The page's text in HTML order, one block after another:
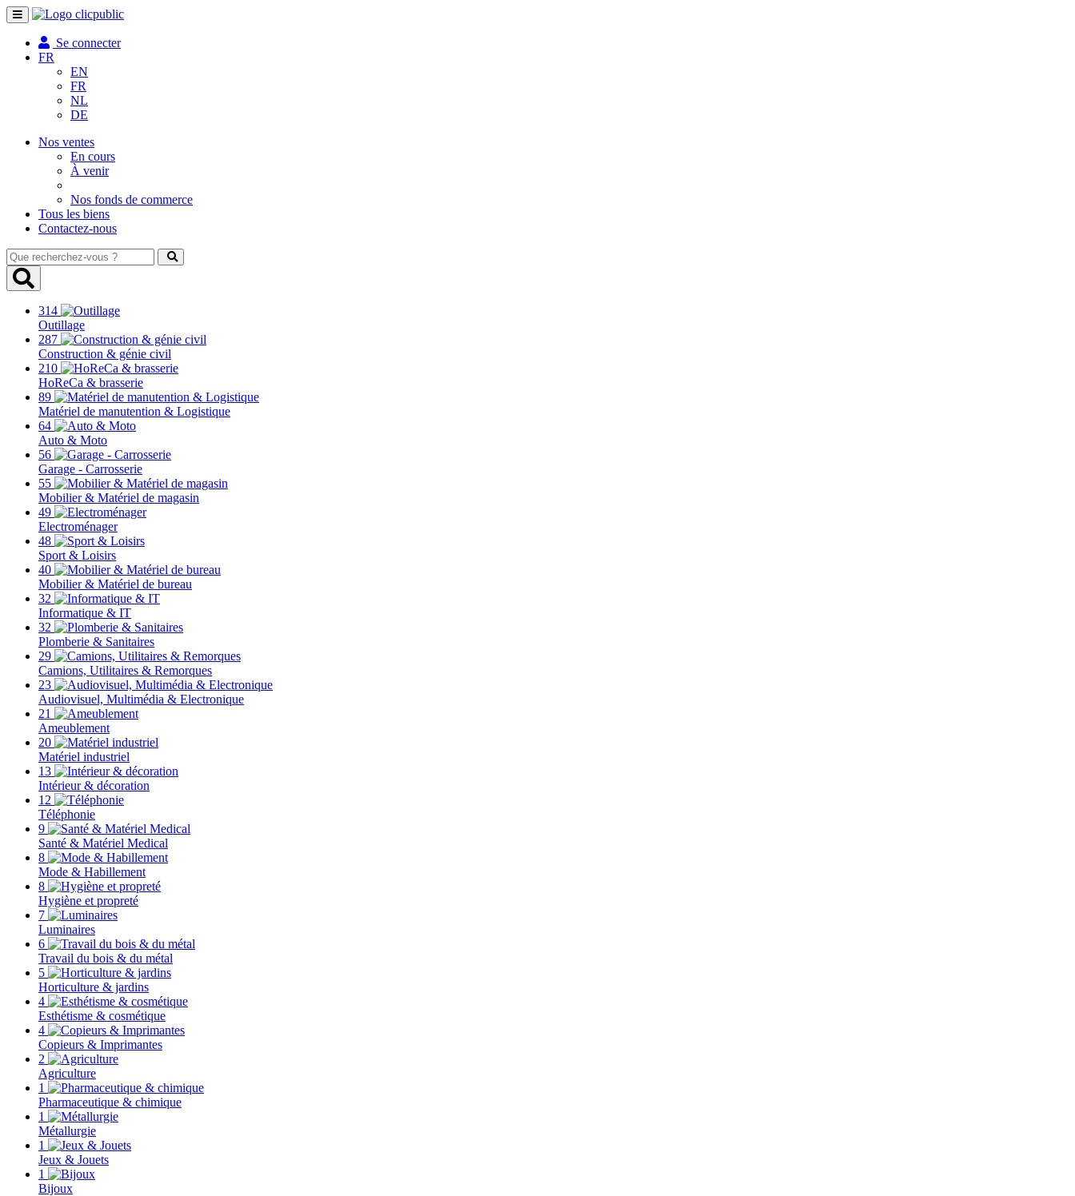
Toggle
navigation
Se connecter
FR
EN
FR
NL
DE
Nos ventes
En cours
À venir
Nos fonds de commerce
Tous les biens
Contactez-nous
Que
recherchez-
vous
314
Outillage
287
Construction & génie civil
210
HoReCa & brasserie
89
Matériel de manutention & Logistique
64
Auto & Moto
56
Garage - Carrosserie
55
Mobilier & Matériel de magasin
49
Electroménager
48
Sport & Loisirs
40
Mobilier & Matériel de bureau
32
Informatique & IT
32
Plomberie & Sanitaires
29
Camions, Utilitaires & Remorques
23
Audiovisuel, Multimédia & Electronique
21
Ameublement
20
Matériel industriel
13
Intérieur & décoration
12
Téléphonie
9
Santé & Matériel Medical
8
Mode & Habillement
8
Hygiène et propreté
7
Luminaires
6
Travail du bois & du métal
5
Horticulture & jardins
4
Esthétisme & cosmétique
4
Copieurs & Imprimantes
2
Agriculture
1
Pharmaceutique & chimique
1
Métallurgie
1
Jeux & Jouets
1
Bijoux